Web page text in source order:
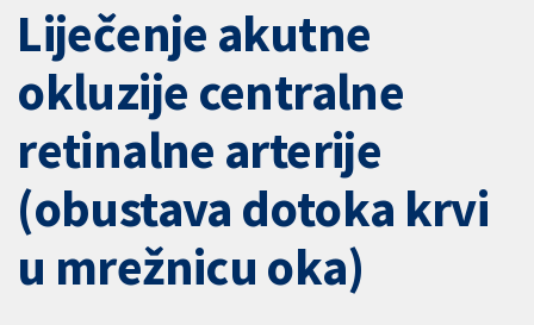
Liječenje akutne
okluzije centralne
retinalne arterije
(obustava dotoka krvi
u mrežnicu oka)